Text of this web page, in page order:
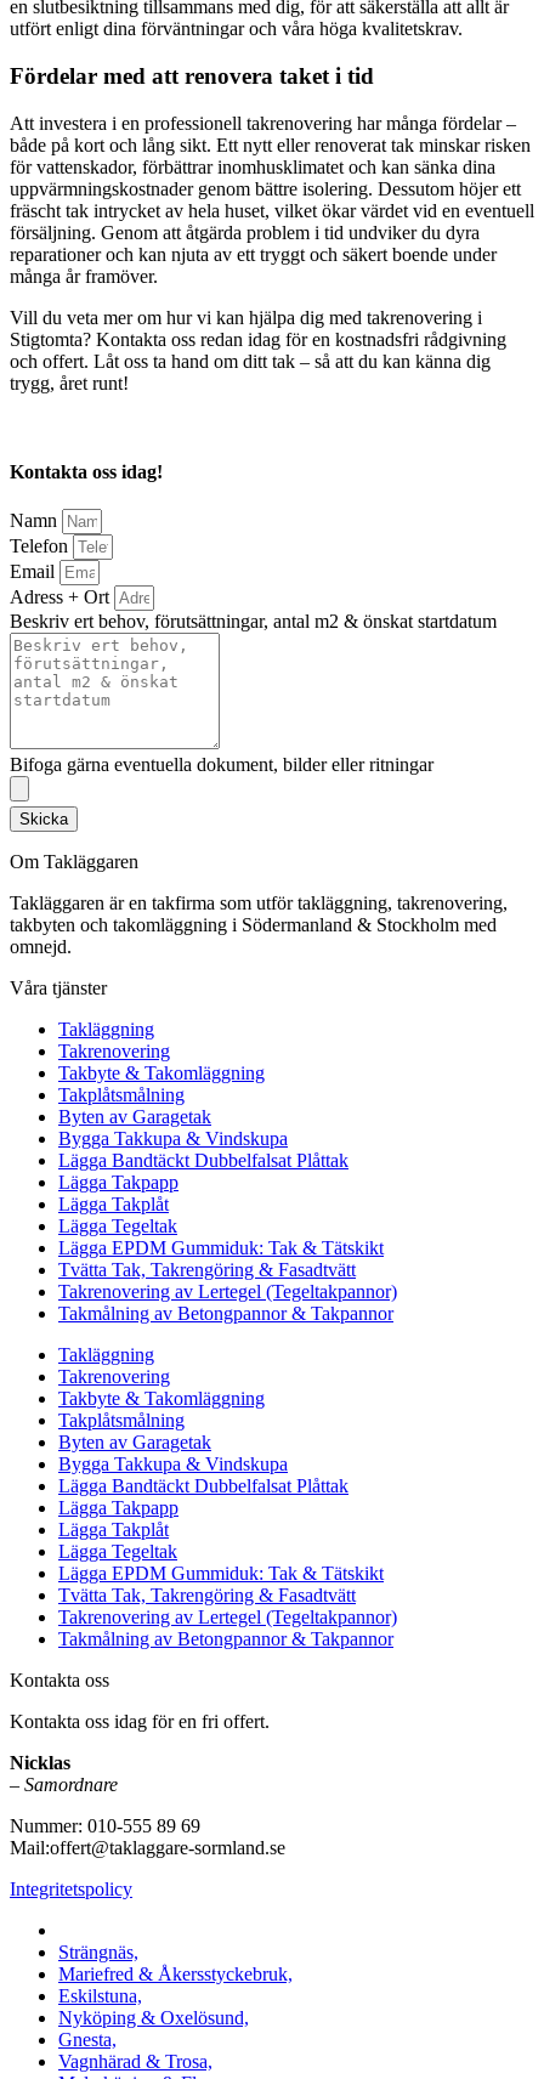
en slutbesiktning tillsammans med dig, för att säkerställa att allt är
utfört enligt dina förväntningar och våra höga kvalitetskrav.
Fördelar med att renovera taket i tid
Att investera i en professionell takrenovering har många fördelar –
både på kort och lång sikt. Ett nytt eller renoverat tak minskar risken
för vattenskador, förbättrar inomhusklimatet och kan sänka dina
uppvärmningskostnader genom bättre isolering. Dessutom höjer ett
fräscht tak intrycket av hela huset, vilket ökar värdet vid en eventuell
försäljning. Genom att åtgärda problem i tid undviker du dyra
reparationer och kan njuta av ett tryggt och säkert boende under
många år framöver.
Vill du veta mer om hur vi kan hjälpa dig med takrenovering i
Stigtomta? Kontakta oss redan idag för en kostnadsfri rådgivning
och offert. Låt oss ta hand om ditt tak – så att du kan känna dig
trygg, året runt!
Kontakta oss idag!
Namn
Telefon
Email
Adress + Ort
Beskriv ert behov, förutsättningar, antal m2 & önskat startdatum
Bifoga gärna eventuella dokument, bilder eller ritningar
Skicka
Om Takläggaren
Takläggaren är en takfirma som utför takläggning, takrenovering,
takbyten och takomläggning i Södermanland & Stockholm med
omnejd.
Våra tjänster
Takläggning
Takrenovering
Takbyte & Takomläggning
Takplåtsmålning
Byten av Garagetak
Bygga Takkupa & Vindskupa
Lägga Bandtäckt Dubbelfalsat Plåttak
Lägga Takpapp
Lägga Takplåt
Lägga Tegeltak
Lägga EPDM Gummiduk: Tak & Tätskikt
Tvätta Tak, Takrengöring & Fasadtvätt
Takrenovering av Lertegel (Tegeltakpannor)
Takmålning av Betongpannor & Takpannor
Takläggning
Takrenovering
Takbyte & Takomläggning
Takplåtsmålning
Byten av Garagetak
Bygga Takkupa & Vindskupa
Lägga Bandtäckt Dubbelfalsat Plåttak
Lägga Takpapp
Lägga Takplåt
Lägga Tegeltak
Lägga EPDM Gummiduk: Tak & Tätskikt
Tvätta Tak, Takrengöring & Fasadtvätt
Takrenovering av Lertegel (Tegeltakpannor)
Takmålning av Betongpannor & Takpannor
Kontakta oss
Kontakta oss idag för en fri offert.
Nicklas
– Samordnare
Nummer: 010-555 89 69
Mail:offert@taklaggare-sormland.se
Integritetspolicy
Strängnäs,
Mariefred & Åkersstyckebruk,
Eskilstuna,
Nyköping & Oxelösund,
Gnesta,
Vagnhärad & Trosa,